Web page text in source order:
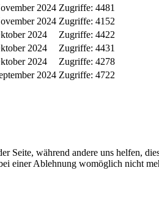
2024 Zugriffe: 4481
2024 Zugriffe: 4152
2024
Zugriffe: 4422
2024
Zugriffe: 4431
2024
Zugriffe: 4278
2024 Zugriffe: 4722
während andere uns helfen,
einer Ablehnung womöglich nicht